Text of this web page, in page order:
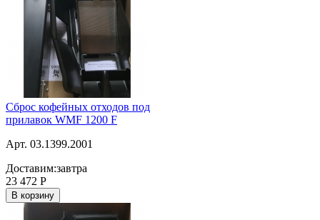
Сброс кофейных отходов под
прилавок WMF 1200 F
Арт. 03.1399.2001
Доставим:завтра
23 472 Р
В корзину